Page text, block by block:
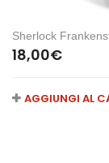
Sherlock
18,00€
AGGIUNGI AL